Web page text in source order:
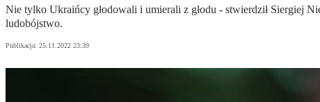
Nie tylko Ukraińcy głodowali i umierali z głodu - stwierdził Siergiej
ludobójstwo.
Publikacja: 25.11.2022 23:39